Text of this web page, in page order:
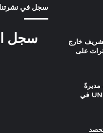
خارج
على
مديرةً
للعلاقات الدولية بمنظمة UNMTC في
سجل في نشرتنا
سجل